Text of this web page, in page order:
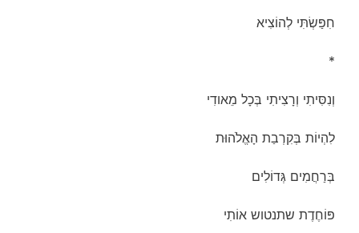
חִפַּשְׂתִּי לְהוֹצִיא
*
וְנִסִּיתִי וְרָצִיתִי בְּכָל מֵאודִי
לִהְיוֹת בְּקִרְבַת הָאֱלֹהוּת
בְּרַחֲמִים גְּדוֹלִים
פּוֹחֶדֶת שתנטוש אוֹתִי